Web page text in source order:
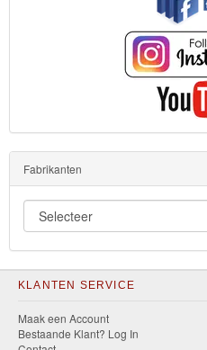
Fabrikanten
KLANTEN SERVICE
Maak een Account
Bestaande Klant? Log In